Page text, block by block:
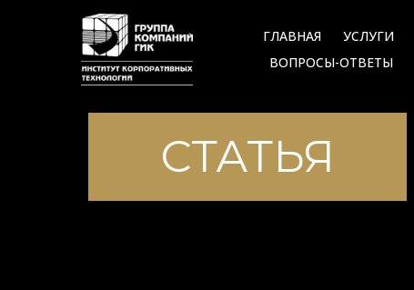
ГЛАВНАЯ УСЛУГИ
ВОПРОСЫ-ОТВЕТЫ
СТАТЬЯ